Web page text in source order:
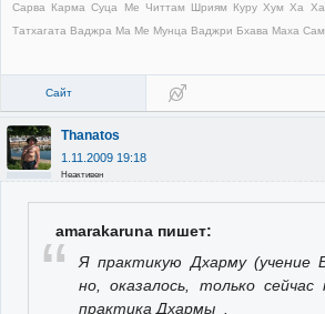
Сарва Карма Суца Ме Читтам Шриям Куру Хум Ха
Татхагата Ваджра Ма Ме Мунца Ваджри Бхава Маха
Сайт
Thanatos
1.11.2009 19:18
Неактивен
amarakaruna пишет:
Я практикую Дхарму (учение
но, оказалось, только
практика Дхармы .